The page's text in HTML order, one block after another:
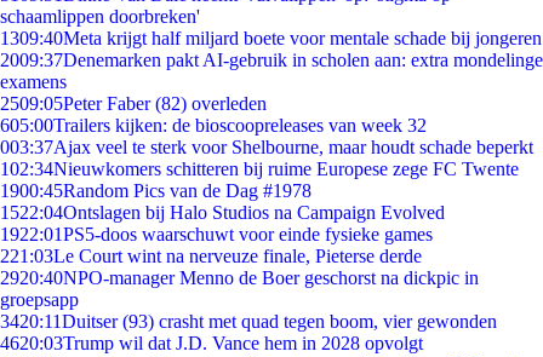
schaamlippen doorbreken'
1309:40Meta krijgt half miljard boete voor mentale schade bij jongeren
2009:37Denemarken pakt AI-gebruik in scholen aan: extra mondelinge
examens
2509:05Peter Faber (82) overleden
605:00Trailers kijken: de bioscoopreleases van week 32
003:37Ajax veel te sterk voor Shelbourne, maar houdt schade beperkt
102:34Nieuwkomers schitteren bij ruime Europese zege FC Twente
1900:45Random Pics van de Dag #1978
1522:04Ontslagen bij Halo Studios na Campaign Evolved
1922:01PS5-doos waarschuwt voor einde fysieke games
221:03Le Court wint na nerveuze finale, Pieterse derde
2920:40NPO-manager Menno de Boer geschorst na dickpic in
groepsapp
3420:11Duitser (93) crasht met quad tegen boom, vier gewonden
4620:03Trump wil dat J.D. Vance hem in 2028 opvolgt